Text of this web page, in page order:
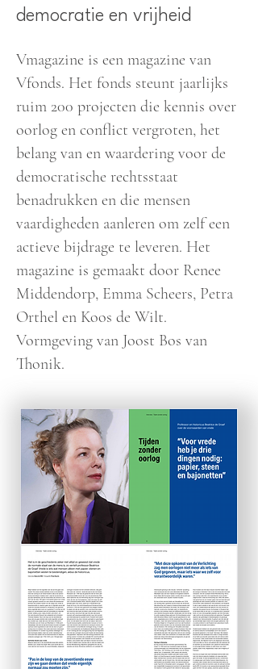
democratie en vrijheid
Vmagazine is een magazine van
Vfonds. Het fonds steunt jaarlijks
ruim 200 projecten die kennis over
oorlog en conflict vergroten, het
belang van en waardering voor de
democratische rechtsstaat
benadrukken en die mensen
vaardigheden aanleren om zelf een
actieve bijdrage te leveren. Het
magazine is gemaakt door Renee
Middendorp, Emma Scheers, Petra
Orthel en Koos de Wilt.
Vormgeving van Joost Bos van
Thonik.